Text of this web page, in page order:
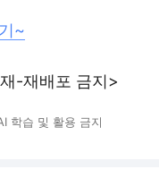
~
-재배포 금지>
학습 및 활용 금지